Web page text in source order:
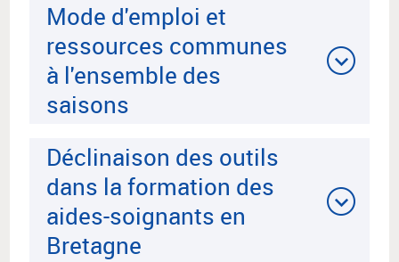
Mode d'emploi et
ressources communes
à l'ensemble des
saisons
Déclinaison des outils
dans la formation des
aides-soignants en
Bretagne